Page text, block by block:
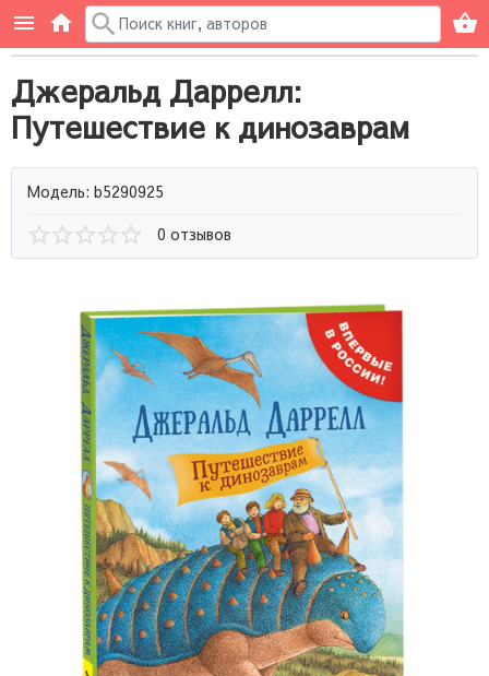
Джеральд Даррелл:
Путешествие к динозаврам
Модель: b5290925
0 отзывов